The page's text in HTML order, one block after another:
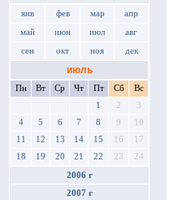
янв фев мар апр
май июн июл авг
сен окт ноя дек
июль
Пн Вт Ср Чт Пт Сб
Вс
1
2
3
4
5 6 7 8 9
10
11
12 13 14 15 16
17
18
19 20 21 22 23 24
2006 г
2007 г